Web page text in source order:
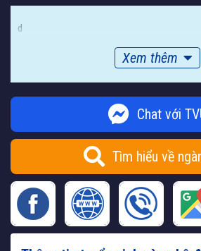
d
Xem thêm
Chat với
Tìm hiểu về